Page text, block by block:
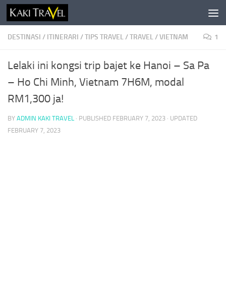
Skip to content
DESTINASI / ITINERARI /TIPS TRAVEL/TRAVEL/VIETNAM 1
Lelaki ini kongsi trip bajet ke Hanoi – Sa Pa
– Ho Chi Minh, Vietnam 7H6M, modal
RM1,300 ja!
BY ADMIN KAKI TRAVEL · PUBLISHED FEBRUARY 7, 2023 · UPDATED
FEBRUARY 7, 2023